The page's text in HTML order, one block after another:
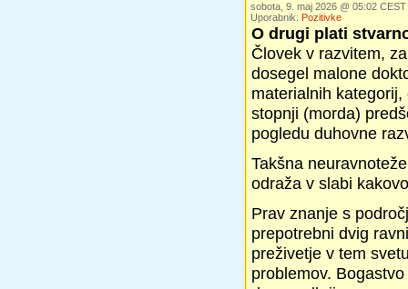
sobota, 9. maj 2026 @ 05:02 CEST
Uporabnik: Pozitivke
O drugi plati
Človek v razvitem,
dosegel malone
materialnih
stopnji (morda)
pogledu duhovne
Takšna
odraža v slabi
Prav znanje s
prepotrebni dvig
preživetje v tem
problemov.